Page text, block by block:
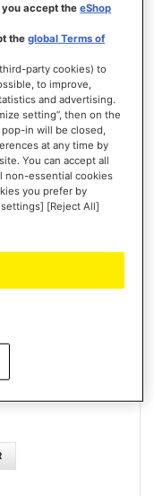
you accept theeShop
theglobal Terms of
party cookies) to
to improve,
and advertising.
setting”, then on the
in will be closed,
at any time by
You can accept all
non-essential cookies
you prefer by
[Reject All]